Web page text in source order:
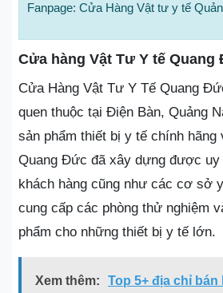
Fanpage: Cửa Hàng Vật tư y tế
Cửa hàng Vật Tư Y tế Quang
Cửa Hàng Vật Tư Y Tế Quang
quen thuộc tại Điện Bàn, Quảng
sản phẩm thiết bị y tế chính
Quang Đức đã xây dựng được
khách hàng cũng như các cơ sở
cung cấp các phòng thử nghiệm
phẩm cho những thiết bị y tế lớn.
Xem thêm:
Top 5+ địa chỉ